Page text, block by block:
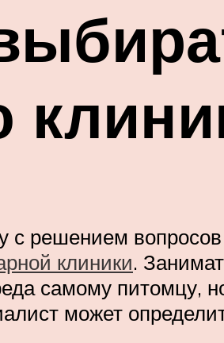
с решением
клиники.
самому питомцу,
может